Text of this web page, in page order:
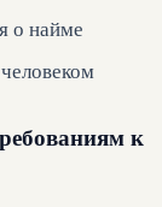
о найме
к